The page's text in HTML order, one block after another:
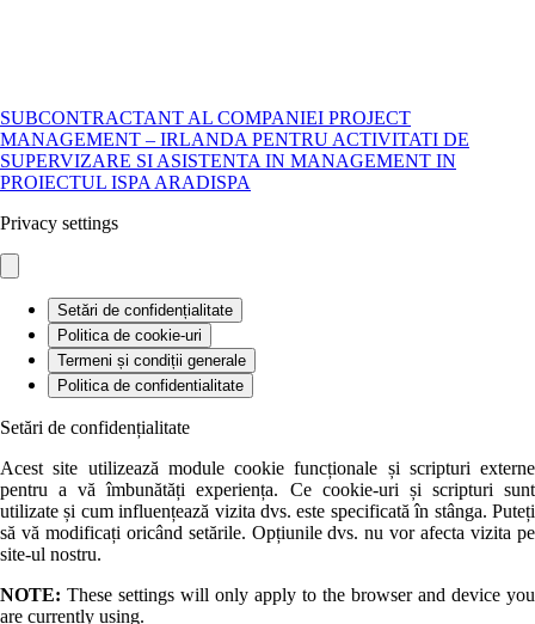
SUBCONTRACTANT AL COMPANIEI PROJECT
MANAGEMENT – IRLANDA PENTRU ACTIVITATI DE
SUPERVIZARE SI ASISTENTA IN MANAGEMENT IN
PROIECTUL ISPA ARADISPA
Privacy settings
Setări de confidențialitate
Politica de cookie-uri
Termeni și condiții generale
Politica de confidentialitate
Setări de confidențialitate
Acest site utilizează module cookie funcționale și scripturi externe
pentru a vă îmbunătăți experiența. Ce cookie-uri și scripturi sunt
utilizate și cum influențează vizita dvs. este specificată în stânga. Puteți
să vă modificați oricând setările. Opțiunile dvs. nu vor afecta vizita pe
site-ul nostru.
NOTE: These settings will only apply to the browser and device you
are currently using.